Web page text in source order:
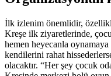
İlk izlenim önemlidir,
Kreşe ilk ziyaretlerinde,
hemen heyecanla
kendilerini rahat
olacaktır. “Her şey çocuk